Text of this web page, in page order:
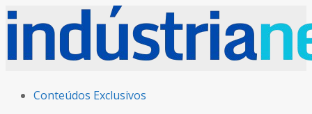
Conteúdos Exclusivos